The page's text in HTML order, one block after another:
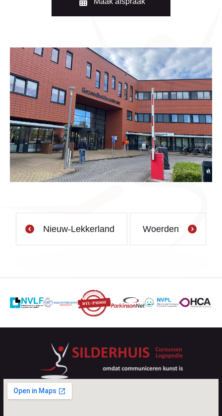
Nieuw-Lekkerland Woerden